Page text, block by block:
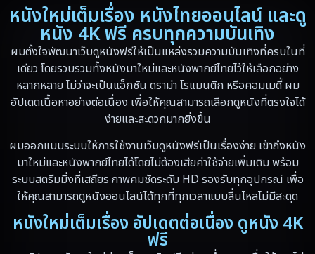
Disaster (13)
Disney+ (5)
Documentary สารคดี (19)
Drama ดราม่า (10)
Drama ดราม่า (348)
Dystopian (13)
Emotional (59)
หนังใหม่เต็มเรื่อง หนังไทยออนไลน์ และดู
หนัง 4K ฟรี ครบทุกความบันเทิง
ผมตั้งใจพัฒนาเว็บดูหนังฟรีให้เป็นแหล่งรวมความบันเทิงที่ครบในที่
เดียว โดยรวบรวมทั้งหนังมาใหม่และหนังพากย์ไทยไว้ให้เลือกอย่าง
หลากหลาย ไม่ว่าจะเป็นแอ็กชัน ดราม่า โรแมนติก หรือคอมเมดี้ ผม
อัปเดตเนื้อหาอย่างต่อเนื่อง เพื่อให้คุณสามารถเลือกดูหนังที่ตรงใจได้
ง่ายและสะดวกมากยิ่งขึ้น
ผมออกแบบระบบให้การใช้งานเว็บดูหนังฟรีเป็นเรื่องง่าย เข้าถึงหนัง
มาใหม่และหนังพากย์ไทยได้โดยไม่ต้องเสียค่าใช้จ่ายเพิ่มเติม พร้อม
ระบบสตรีมมิ่งที่เสถียร ภาพคมชัดระดับ HD รองรับทุกอุปกรณ์ เพื่อ
ให้คุณสามารถดูหนังออนไลน์ได้ทุกที่ทุกเวลาแบบลื่นไหลไม่มีสะดุด
หนังใหม่เต็มเรื่อง อัปเดตต่อเนื่อง ดูหนัง 4K
ฟรี